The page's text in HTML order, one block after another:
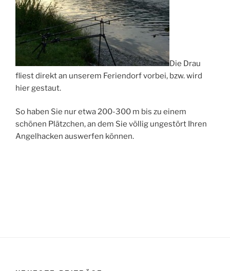
Die Drau
fliest direkt an unserem Feriendorf vorbei, bzw. wird
hier gestaut.
So haben Sie nur etwa 200-300 m bis zu einem
schönen Plätzchen, an dem Sie völlig ungestört Ihren
Angelhacken auswerfen können.